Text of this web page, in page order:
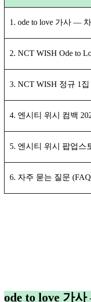
1. ode to love 가사 —
2. NCT WISH Ode to
3. NCT WISH 정규 1
4. 엔시티 위시 컴백
5. 엔시티 위시 팝업스
6. 자주 묻는 질문
ode to love 가